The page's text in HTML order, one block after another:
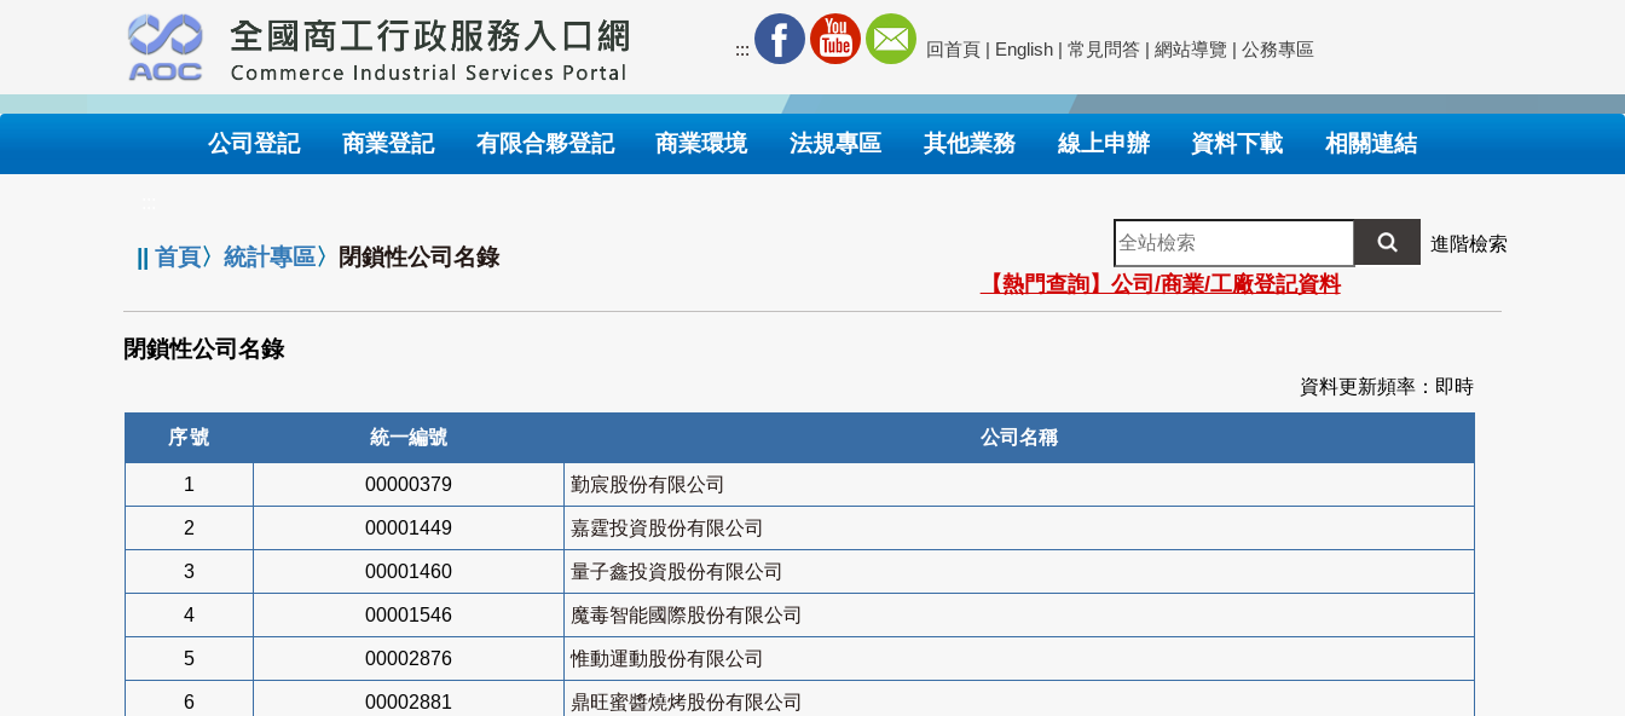
要
內
::: 回首頁 | English | 常見問答 | 網站導覽 | 公務專區
公司登記 商業登記 有限合夥登記 商業環境 法規專區 其他業務 線上申辦 資料下載 相關連結
||首頁〉統計專區〉 閉鎖性公司名錄
全
站
檢
索
進階檢索
【熱門查詢】公司/商業/工廠登記資料
閉鎖性公司名錄
資料更新頻率：即時
序號 統一編號 公司名稱
1 00000379 勤宸股份有限公司
2 00001449 嘉霆投資股份有限公司
3 00001460 量子鑫投資股份有限公司
4 00001546 魔毒智能國際股份有限公司
5 00002876 惟動運動股份有限公司
6 00002881 鼎旺蜜醬燒烤股份有限公司